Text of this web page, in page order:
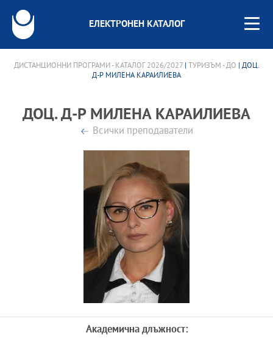
ЕЛЕКТРОНЕН КАТАЛОГ
ДИСТАНЦИОННИ ПРОГРАМИ - КАТАЛОГ 2026/2027| ТУРИЗЪМ - ДО | ДОЦ.
Д-Р МИЛЕНА КАРАИЛИЕВА
ДОЦ. Д-Р МИЛЕНА КАРАИЛИЕВА
Всички преподаватели
Академична длъжност: